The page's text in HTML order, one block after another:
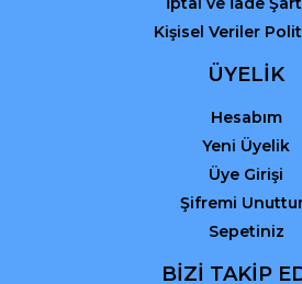
Kişisel Veriler
ÜYELİK
Hesabım
Yeni Üyelik
Üye Girişi
Şifremi
Sepetiniz
BİZİ TAKİP